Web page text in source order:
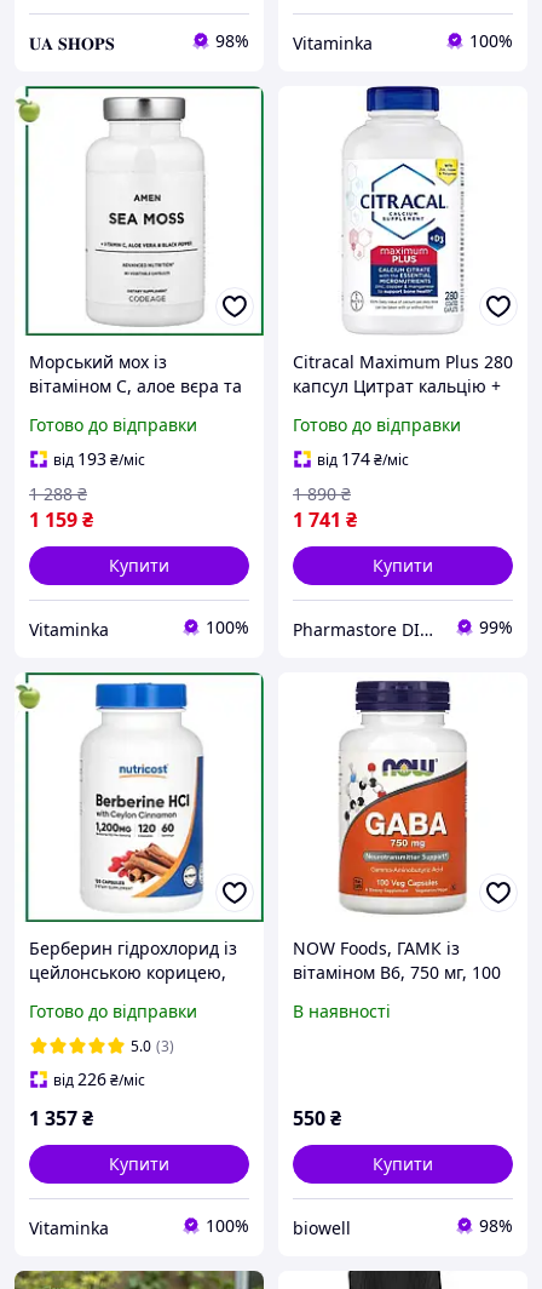
𝐔𝐀 𝐒𝐇𝐎𝐏𝐒 98% Vitaminka 100%
Морський мох із
вітаміном С, алое вєра та
рослинних капсул,
Codeage, США (термін
12/26)
Готово до відправки
від 193₴/міс
1 159₴
1 288 ₴
Купити
Vitaminka 100%
Citracal Maximum Plus 280
капсул Цитрат кальцію +
кальцієм цитратом +
вітаміном D3 для кісток.
Готово до відправки
від 174₴/міс
1 741 ₴
1 890 ₴
Купити
Pharmastore DISCOUNT 99%
Берберин гідрохлорид із
цейлонською корицею,
мг в 1 капсулі), Nutricost,
США
Готово до відправки
5.0 (3)
від226₴/міс
1 357₴
Купити
Vitaminka 100%
NOW Foods, ГАМК із
вітаміном B6, 750 мг, 100
В наявності
550₴
Купити
biowell 98%